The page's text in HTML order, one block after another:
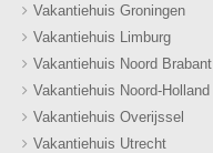
Vakantiehuis Groningen
Vakantiehuis Limburg
Vakantiehuis Noord Brabant
Vakantiehuis Noord-Holland
Vakantiehuis Overijssel
Vakantiehuis Utrecht